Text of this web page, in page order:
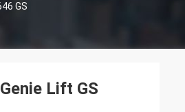
GS
Lift GS